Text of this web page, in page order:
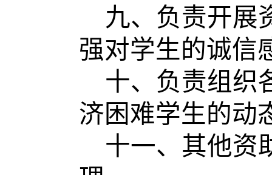
九、负责开展
强对学生的诚信
十、负责组织
济困难学生的动
十一、其他资